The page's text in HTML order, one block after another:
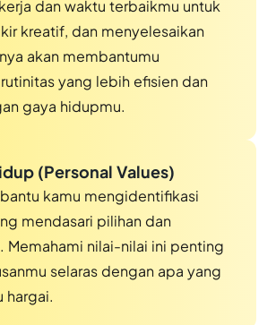
dan waktu terbaikmu untuk
kreatif, dan menyelesaikan
akan membantumu
yang lebih efisien dan
gaya hidupmu.
(Personal Values)
kamu mengidentifikasi
mendasari pilihan dan
Memahami nilai-nilai ini penting
selaras dengan apa yang
hargai.